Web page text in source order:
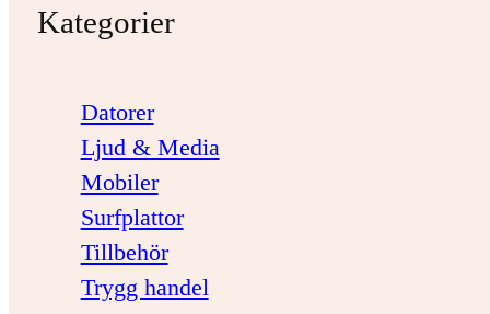
Kategorier
Datorer
Ljud & Media
Mobiler
Surfplattor
Tillbehör
Trygg handel